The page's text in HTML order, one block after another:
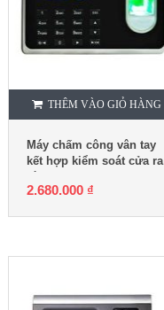
THÊM VÀO GIỎ HÀNG
Máy chấm công vân tay
kết hợp kiểm soát cửa ra
2.680.000 ₫